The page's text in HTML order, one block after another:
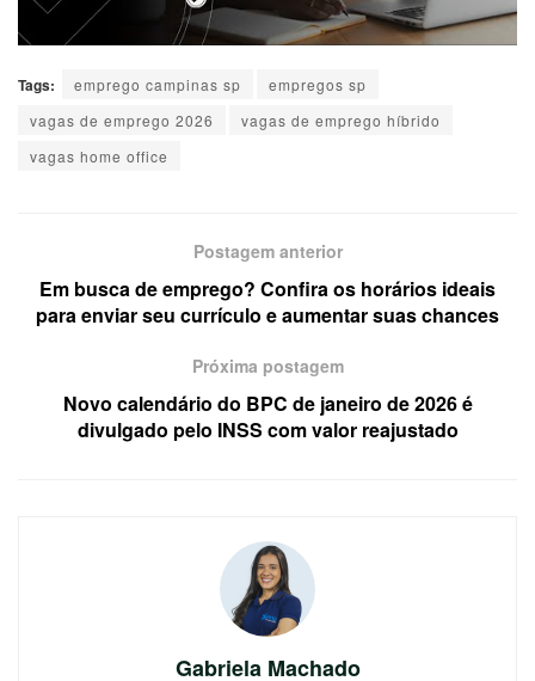
Tags: emprego campinas sp
empregos sp
vagas de emprego 2026
vagas de emprego híbrido
vagas home office
Postagem anterior
Em busca de emprego? Confira os horários ideais
para enviar seu currículo e aumentar suas chances
Próxima postagem
Novo calendário do BPC de janeiro de 2026 é
divulgado pelo INSS com valor reajustado
Gabriela Machado